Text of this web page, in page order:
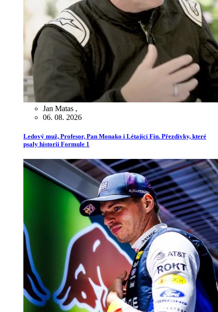
Jan Matas ,
06. 08. 2026
Ledový muž, Profesor, Pan Monako i Létající Fin. Přezdívky, které
psaly historii Formule 1